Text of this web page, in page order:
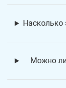
Насколько
Можно